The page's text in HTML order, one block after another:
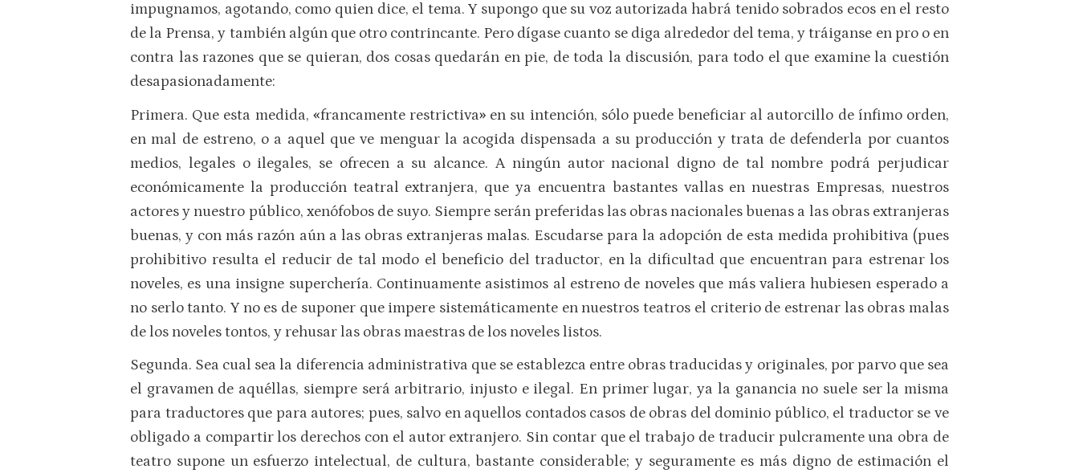
impugnamos, agotando, como quien dice, el tema. Y supongo que su voz autorizada habrá tenido sobrados ecos en el resto
de la Prensa, y también algún que otro contrincante. Pero dígase cuanto se diga alrededor del tema, y tráiganse en pro o en
contra las razones que se quieran, dos cosas quedarán en pie, de toda la discusión, para todo el que examine la cuestión
desapasionadamente:
Primera. Que esta medida, «francamente restrictiva»en su intención, sólo puede beneficiar al autorcillo de ínfimo orden,
en mal de estreno, o a aquel que ve menguar la acogida dispensada a su producción y trata de defenderla por cuantos
medios, legales o ilegales, se ofrecen a su alcance. A ningún autor nacional digno de tal nombre podrá perjudicar
económicamente la producción teatral extranjera, que ya encuentra bastantes vallas en nuestras Empresas, nuestros
actores y nuestro público, xenófobos de suyo. Siempre serán preferidas las obras nacionales buenas a las obras extranjeras
buenas, y con más razón aún a las obras extranjeras malas. Escudarse para la adopción de esta medida prohibitiva (pues
prohibitivo resulta el reducir de tal modo el beneficio del traductor, en la dificultad que encuentran para estrenar los
noveles, es una insigne superchería. Continuamente asistimos al estreno de noveles que más valiera hubiesen esperado a
no serlo tanto. Y no es de suponer que impere sistemáticamente en nuestros teatros el criterio de estrenar las obras malas
de los noveles tontos, y rehusar las obras maestras de los noveles listos.
Segunda. Sea cual sea la diferencia administrativa que se establezca entre obras traducidas y originales, por parvo que sea
el gravamen de aquéllas, siempre será arbitrario, injusto e ilegal. En primer lugar, ya la ganancia no suele ser la misma
para traductores que para autores; pues, salvo en aquellos contados casos de obras del dominio público, el traductor se ve
obligado a compartir los derechos con el autor extranjero. Sin contar que el trabajo de traducir pulcramente una obra de
teatro supone un esfuerzo intelectual, de cultura, bastante considerable; y seguramente es más digno de estimación el